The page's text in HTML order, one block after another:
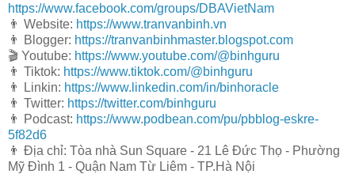
https://www.facebook.com/groups/DBAVietNam
👨 Website: https://www.tranvanbinh.vn
👨 Blogger: https://tranvanbinhmaster.blogspot.com
🎬 Youtube: https://www.youtube.com/@binhguru
👨 Tiktok: https://www.tiktok.com/@binhguru
👨 Linkin: https://www.linkedin.com/in/binhoracle
👨 Twitter: https://twitter.com/binhguru
👨 Podcast: https://www.podbean.com/pu/pbblog-eskre-
5f82d6
👨 Địa chỉ: Tòa nhà Sun Square - 21 Lê Đức Thọ - Phường
Mỹ Đình 1 - Quận Nam Từ Liêm - TP.Hà Nội